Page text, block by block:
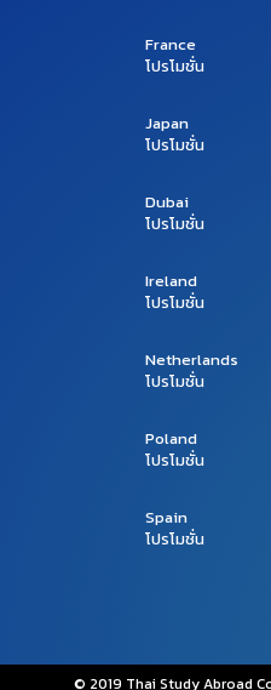
France
โปรโมชั่น
Japan
โปรโมชั่น
Dubai
โปรโมชั่น
Ireland
โปรโมชั่น
Netherlands
โปรโมชั่น
Poland
โปรโมชั่น
Spain
โปรโมชั่น
© 2019 Thai Study Abroad